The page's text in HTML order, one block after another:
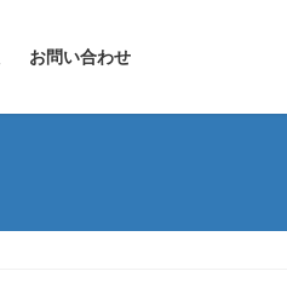
お問い合わせ